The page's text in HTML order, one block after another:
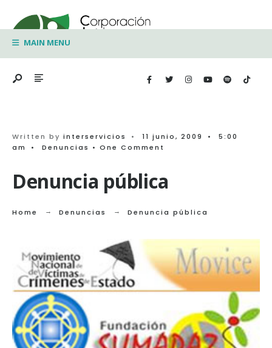
to
contentMAIN MENU
Written by interservicios • 11 junio, 2009 •
5:00
am
• Denuncias • One Comment
Denuncia pública
Home Denuncias Denuncia pública
for: